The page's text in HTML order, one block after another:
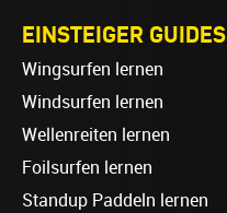
EINSTEIGER GUIDES
Wingsurfen lernen
Windsurfen lernen
Wellenreiten lernen
Foilsurfen lernen
Standup Paddeln lernen